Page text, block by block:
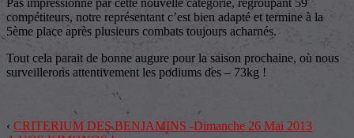
compétiteurs, notre représentant c’est bien adapté et termine à la
5ème place après plusieurs combats toujours acharnés.
Tout cela parait de bonne augure pour la saison prochaine, où nous
surveillerons attentivement les podiums des – 73kg !
‹ CRITERIUM DES BENJAMINS -Dimanche 26 Mai 2013